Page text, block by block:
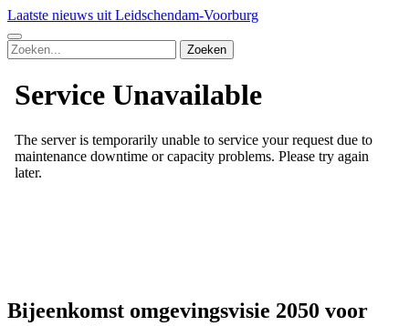
Laatste nieuws uit Leidschendam-Voorburg
Zoeken
Bijeenkomst omgevingsvisie 2050 voor